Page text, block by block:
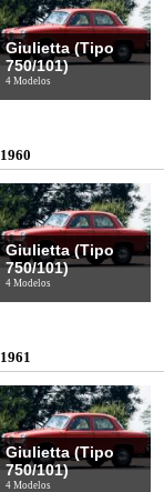
Giulietta (Tipo
750/101)
4 Modelos
1960
Giulietta (Tipo
750/101)
4 Modelos
1961
Giulietta (Tipo
750/101)
4 Modelos